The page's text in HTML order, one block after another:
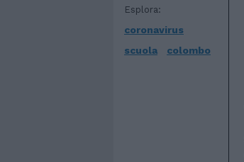
Esplora:
coronavirus
scuola
colombo